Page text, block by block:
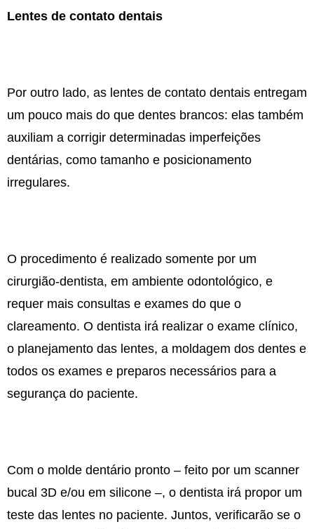
Lentes de contato dentais
Por outro lado, as lentes de contato dentais entregam
um pouco mais do que dentes brancos: elas também
auxiliam a corrigir determinadas imperfeições
dentárias, como tamanho e posicionamento
irregulares.
O procedimento é realizado somente por um
cirurgião-dentista, em ambiente odontológico, e
requer mais consultas e exames do que o
clareamento. O dentista irá realizar o exame clínico,
o planejamento das lentes, a moldagem dos dentes e
todos os exames e preparos necessários para a
segurança do paciente.
Com o molde dentário pronto – feito por um scanner
bucal 3D e/ou em silicone –, o dentista irá propor um
teste das lentes no paciente. Juntos, verificarão se o